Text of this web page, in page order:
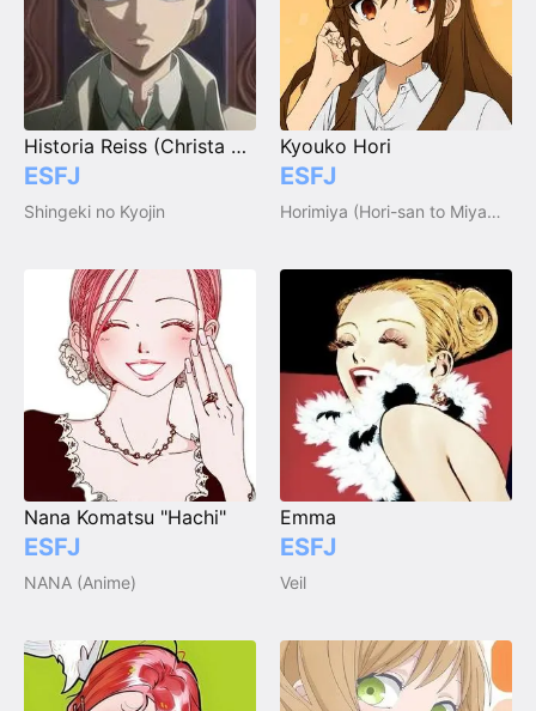
Historia Reiss (Christa Lenz)
ESFJ
Shingeki no Kyojin
Kyouko Hori
ESFJ
Horimiya (Hori-san to Miyamura-kun)
Nana Komatsu "Hachi"
ESFJ
NANA (Anime)
Emma
ESFJ
Veil